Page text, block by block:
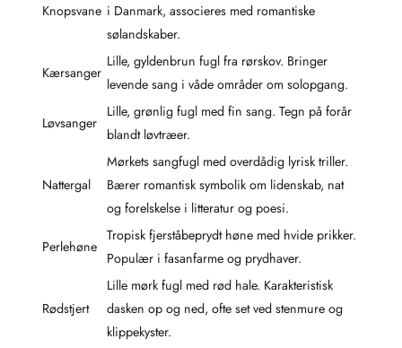
Knopsvane i Danmark, associeres med romantiske
sølandskaber.
Kærsanger
Lille, gyldenbrun fugl fra rørskov. Bringer
levende sang i våde områder om solopgang.
Løvsanger
Lille, grønlig fugl med fin sang. Tegn på forår
blandt løvtræer.
Nattergal
Mørkets sangfugl med overdådig lyrisk triller.
Bærer romantisk symbolik om lidenskab, nat
og forelskelse i litteratur og poesi.
Perlehøne
Tropisk fjerståbeprydt høne med hvide prikker.
Populær i fasanfarme og prydhaver.
Rødstjert
Lille mørk fugl med rød hale. Karakteristisk
dasken op og ned, ofte set ved stenmure og
klippekyster.